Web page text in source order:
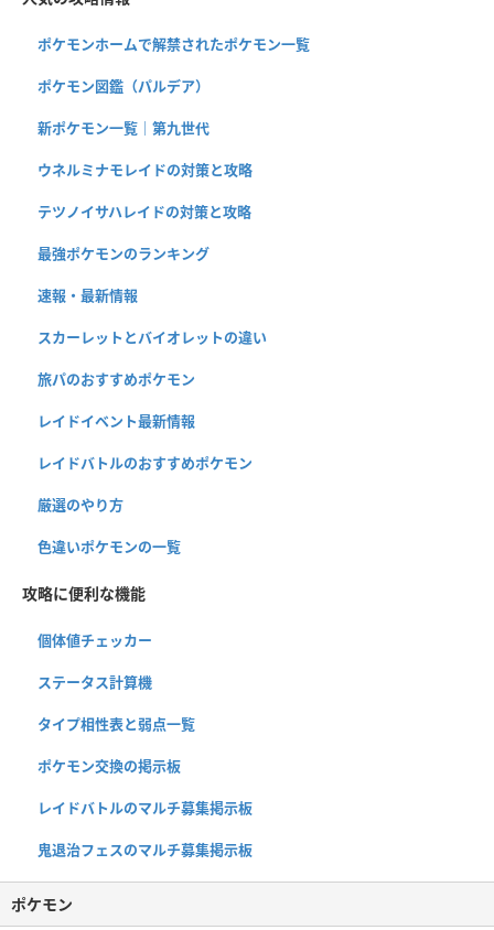
ポケモンホームで解禁されたポケモン一覧
ポケモン図鑑（パルデア）
新ポケモン一覧｜第九世代
ウネルミナモレイドの対策と攻略
テツノイサハレイドの対策と攻略
最強ポケモンのランキング
速報・最新情報
スカーレットとバイオレットの違い
旅パのおすすめポケモン
レイドイベント最新情報
レイドバトルのおすすめポケモン
厳選のやり方
色違いポケモンの一覧
攻略に便利な機能
個体値チェッカー
ステータス計算機
タイプ相性表と弱点一覧
ポケモン交換の掲示板
レイドバトルのマルチ募集掲示板
鬼退治フェスのマルチ募集掲示板
ポケモン